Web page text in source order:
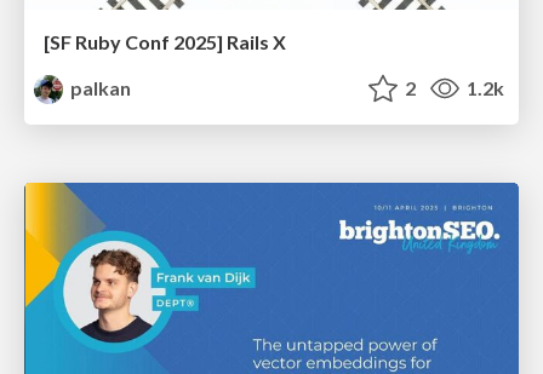
[SF Ruby Conf 2025] Rails X
palkan
2 1.2k